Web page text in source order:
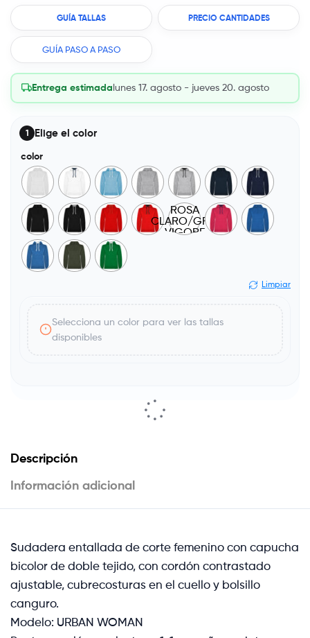
GUÍA TALLAS PRECIO CANTIDADES
GUÍA PASO A PASO
Entrega estimadalunes 17. agosto - jueves 20. agosto
1 Elige el color
color
ROSA
CLARO/GRIS
VIGORE
Limpiar
Selecciona un color para ver las tallas
disponibles
Descripción
Información adicional
Sudadera entallada de corte femenino con capucha
bicolor de doble tejido, con cordón contrastado
ajustable, cubrecosturas en el cuello y bolsillo
canguro.
Modelo: URBAN WOMAN